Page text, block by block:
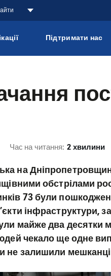
Підтримати нас
Час на читання: 2 хвилини
на
обстрілами
73 були
інфраструктури,
майже два десятки
чекало ще одне
не залишили